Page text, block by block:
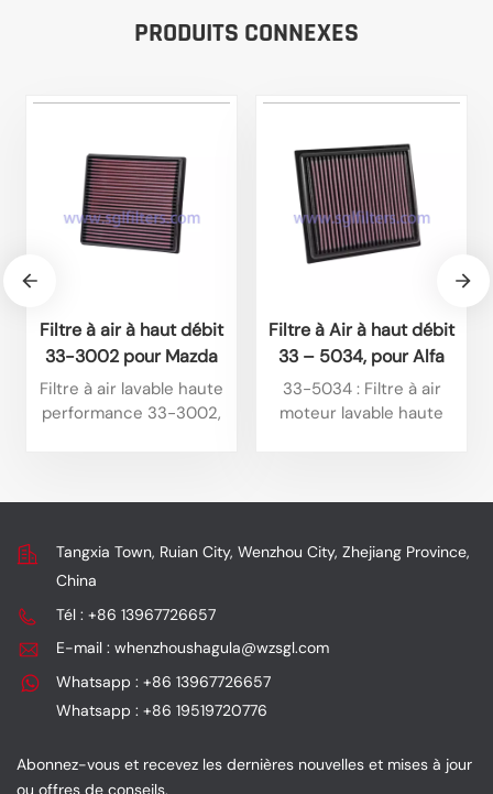
PRODUITS CONNEXES
Filtre à air à haut débit
33-3002 pour Mazda
BT50 3.0L L4 Diesel
(2025) et Isuzu D-Max
Filtre à air lavable haute
performance 33-3002,
réutilisable et a une
en optimisant la
puissance et en
assurant une filtration
Filtre à Air à haut débit
33 – 5034, pour Alfa
Romeo Tonale 1,6 l L4
Diesel 2025, Alfa
33-5034 : Filtre à air
moteur lavable haute
modèles Jeep. Ses
son débit élevé, sa
amélioration des
Tangxia Town, Ruian City, Wenzhou City, Zhejiang Province,
China
Tél : +86 13967726657
E-mail : whenzhoushagula@wzsgl.com
Whatsapp : +86 13967726657
Whatsapp : +86 19519720776
Abonnez-vous et recevez les dernières nouvelles et mises à jour
ou offres de conseils.